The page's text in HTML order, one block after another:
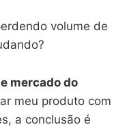
volume de
mercado do
meu produto com
a conclusão é